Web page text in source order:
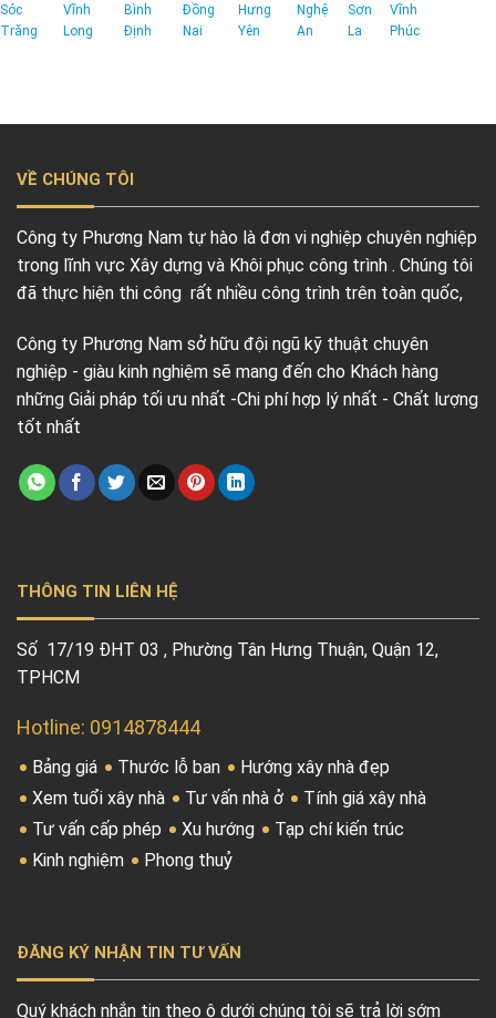
Sóc
Trăng
Vĩnh
Long
Bình
Định
Đồng
Nai
Hưng
Yên
Nghệ
An
Sơn
La
Vĩnh
Phúc
VỀ CHÚNG TÔI
Công ty Phương Nam tự hào là đơn vi nghiệp chuyên nghiệp
trong lĩnh vực Xây dựng và Khôi phục công trình . Chúng tôi
đã thực hiện thi công rất nhiều công trình trên toàn quốc,
Công ty Phương Nam sở hữu đội ngũ kỹ thuật chuyên
nghiệp - giàu kinh nghiệm sẽ mang đến cho Khách hàng
những Giải pháp tối ưu nhất -Chi phí hợp lý nhất - Chất lượng
tốt nhất
THÔNG TIN LIÊN HỆ
Số 17/19 ĐHT 03 , Phường Tân Hưng Thuận, Quận 12,
TPHCM
Hotline: 0914878444
Bảng giá Thước lỗ ban
Hướng xây nhà đẹp
Xem tuổi xây nhà
Tư vấn nhà ở
Tính giá xây nhà
Tư vấn cấp phép
Xu hướng
Tạp chí kiến trúc
Kinh nghiệm
Phong thuỷ
ĐĂNG KÝ NHẬN TIN TƯ VẤN
Quý khách nhắn tin theo ô dưới chúng tôi sẽ trả lời sớm